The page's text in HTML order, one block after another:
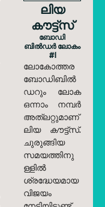
ലിയ
കൗട്ട്സ്
ബോഡി
ബിൽഡർ ലോകം
#1
ലോകോത്തര
ബോഡിബിൽ
ഡറും ലോക
ഒന്നാം നമ്പർ
അത്‌ലറ്റുമാണ്
ലിയ കൗട്ട്സ്.
ചുരുങ്ങിയ
സമയത്തിനു
ള്ളിൽ
ശ്രദ്ധേയമായ
വിജയം